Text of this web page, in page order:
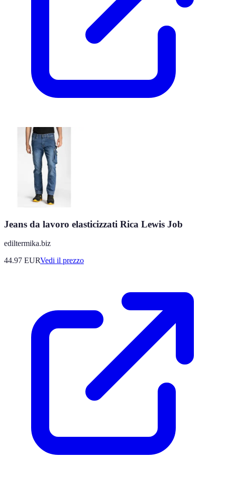
Jeans da lavoro elasticizzati Rica Lewis Job
ediltermika.biz
44.97 EURVedi il prezzo